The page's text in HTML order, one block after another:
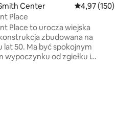
5, liczba recenzji: 17
Center Średnia
4,97 (150)
Place
Place to urocza wiejska
zbudowana na
lat 50. Ma być spokojnym
wypoczynku od zgiełku i